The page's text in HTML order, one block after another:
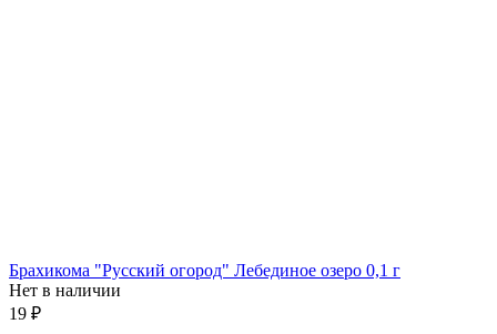
Брахикома "Русский огород" Лебединое озеро 0,1 г
Нет в наличии
19 ₽